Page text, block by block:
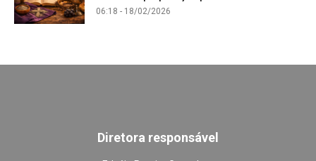
06:18 - 18/02/2026
Diretora responsável